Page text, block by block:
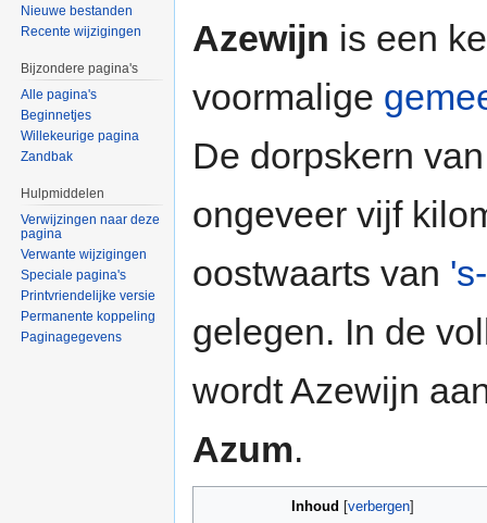
Azewijn is een
voormalige
De dorpskern
ongeveer vijf
oostwaarts van
gelegen. In de
wordt Azewijn
Azum.
Inhoud [verbergen]
Nieuwe bestanden
Recente wijzigingen
Bijzondere pagina's
Alle pagina's
Beginnetjes
Willekeurige pagina
Zandbak
Hulpmiddelen
Verwijzingen naar deze
pagina
Verwante wijzigingen
Speciale pagina's
Printvriendelijke versie
Permanente koppeling
Paginagegevens